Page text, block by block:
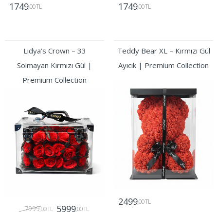
1749,00 TL 1749,00 TL
Lidya’s Crown – 33
Solmayan Kırmızı Gül |
Premium Collection
7999,00 TL 5999,00 TL
Teddy Bear XL – Kırmızı Gül
Ayıcık | Premium Collection
2499,00 TL